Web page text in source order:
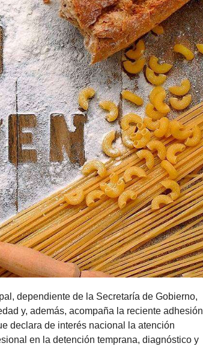
dependiente de la Secretaría de Gobierno,
y, además, acompaña la reciente adhesión
declara de interés nacional la atención
en la detención temprana, diagnóstico y